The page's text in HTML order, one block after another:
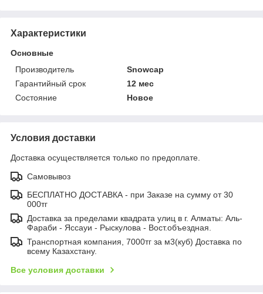
Характеристики
Основные
Производитель
Snowcap
Гарантийный срок
12 мес
Состояние
Новое
Условия доставки
Доставка осуществляется только по предоплате.
Самовывоз
БЕСПЛАТНО ДОСТАВКА - при Заказе на сумму от 30
000тг
Доставка за пределами квадрата улиц в г. Алматы: Аль-
Фараби - Яссауи - Рыскулова - Вост.объездная.
Транспортная компания, 7000тг за м3(куб) Доставка по
всему Казахстану.
Все условия доставки